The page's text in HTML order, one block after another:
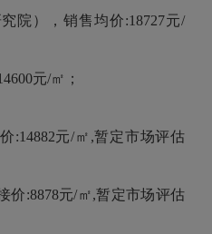
），销售均价:18727元/
元/㎡；
元/㎡,暂定市场评估
:8878元/㎡,暂定市场评估